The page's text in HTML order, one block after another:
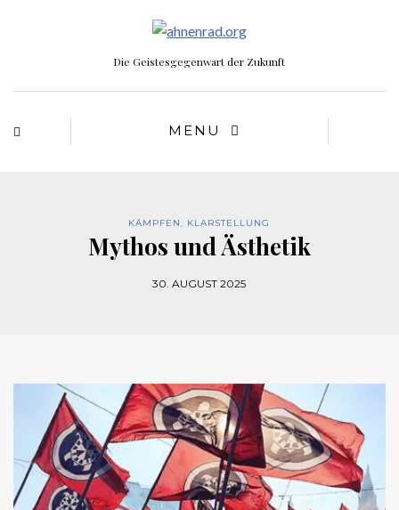
Die Geistesgegenwart der Zukunft
MENU
KÄMPFEN, KLARSTELLUNG
Mythos und Ästhetik
30. AUGUST 2025